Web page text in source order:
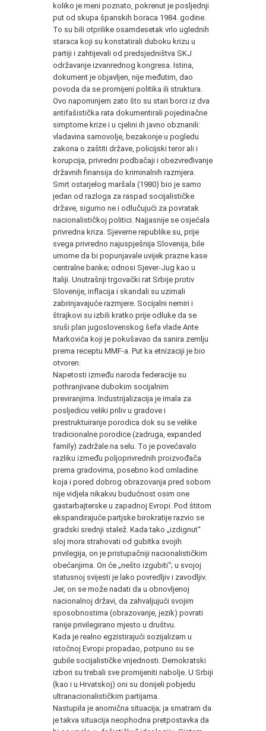
koliko je meni poznato, pokrenut je posljednji
put od skupa španskih boraca 1984. godine.
To su bili otprilike osamdesetak vrlo uglednih
staraca koji su konstatirali duboku krizu u
partiji i zahtijevali od predsjedništva SKJ
održavanje izvanrednog kongresa. Istina,
dokument je objavljen, nije međutim, dao
povoda da se promijeni politika ili struktura.
Ovo napominjem zato što su stari borci iz dva
antifašistička rata dokumentirali pojedinačne
simptome krize i u cjelini ih javno obznanili:
vladavina samovolje, bezakonje u pogledu
zakona o zaštiti države, policijski teror ali i
korupcija, privredni podbačaji i obezvređivanje
državnih finansija do kriminalnih razmjera.
Smrt ostarjelog maršala (1980) bio je samo
jedan od razloga za raspad socijalističke
države, sigurno ne i odlučujući za povratak
nacionalističkoj politici. Najjasnije se osjećala
privredna kriza. Sjeverne republike su, prije
svega privredno najuspješnija Slovenija, bile
umorne da bi popunjavale uvijek prazne kase
centralne banke; odnosi Sjever-Jug kao u
Italiji. Unutrašnji trgovački rat Srbije protiv
Slovenije, inflacija i skandali su uzimali
zabrinjavajuće razmjere. Socijalni nemiri i
štrajkovi su izbili kratko prije odluke da se
sruši plan jugoslovenskog šefa vlade Ante
Markovića koji je pokušavao da sanira zemlju
prema receptu MMF-a. Put ka etnizaciji je bio
otvoren.
Napetosti između naroda federacije su
pothranjivane dubokim socijalnim
previranjima. Industrijalizacija je imala za
posljedicu veliki priliv u gradove i
prestruktuiranje porodica dok su se velike
tradicionalne porodice (zadruga, expanded
family) zadržale na selu. To je povećavalo
razliku između poljoprivrednih proizvođača
prema gradovima, posebno kod omladine
koja i pored dobrog obrazovanja pred sobom
nije vidjela nikakvu budućnost osim one
gastarbajterske u zapadnoj Evropi. Pod štitom
ekspandirajuće partjske birokratije razvio se
gradski srednji stalež. Kada tako „izdignut“
sloj mora strahovati od gubitka svojih
privilegija, on je pristupačniji nacionalističkim
obećanjima. On će „nešto izgubiti“; u svojoj
statusnoj svijesti je lako povredljiv i zavodljiv.
Jer, on se može nadati da u obnovljenoj
nacionalnoj državi, da zahvaljujući svojim
sposobnostima (obrazovanje, jezik) povrati
ranije privilegirano mjesto u društvu.
Kada je realno egzistirajući sozijalizam u
istočnoj Evropi propadao, potpuno su se
gubile socijalističke vrijednosti. Demokratski
izbori su trebali sve promijeniti nabolje. U Srbiji
(kao i u Hrvatskoj) oni su donijeli pobjedu
ultranacionalističkim partijama.
Nastupila je anomična situacija; ja smatram da
je takva situacija neophodna pretpostavka da